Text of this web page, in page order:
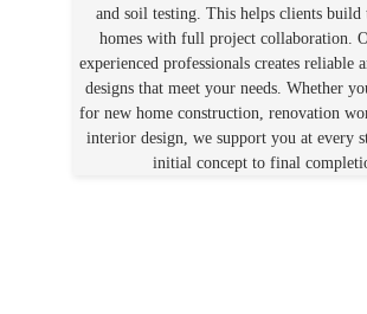
and soil testing. This helps clients build
homes with full project collaboration.
experienced professionals creates reliable
designs that meet your needs. Whether
for new home construction, renovation
interior design, we support you at every
initial concept to final